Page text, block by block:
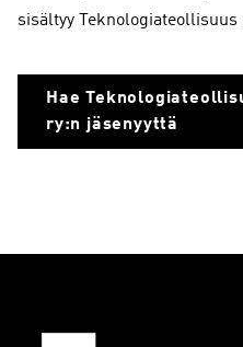
sisältyy
Hae
ry:n jäsenyyttä